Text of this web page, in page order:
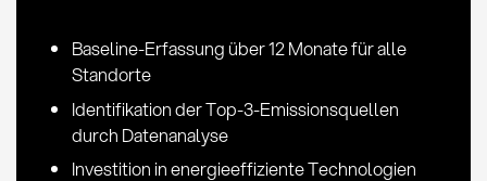
Baseline-Erfassung über 12 Monate für alle
Standorte
Identifikation der Top-3-Emissionsquellen
durch Datenanalyse
Investition in energieeffiziente Technologien